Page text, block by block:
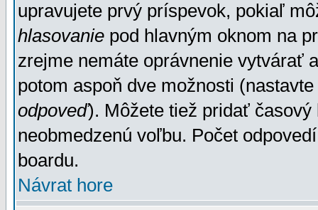
upravujete prvý príspevok, pokiaľ
hlasovanie pod hlavným oknom na
zrejme nemáte oprávnenie vytvárať
potom aspoň dve možnosti
odpoveď). Môžete tiež pridať
neobmedzenú voľbu. Počet
boardu.
Návrat hore